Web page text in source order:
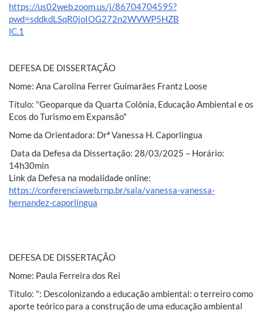
https://us02web.zoom.us/j/86704704595?
pwd=sddkdLSqR0joIOG272n2WVWP5HZB
lC.1
DEFESA DE DISSERTAÇÃO
Nome: Ana Carolina Ferrer Guimarães Frantz Loose
Título: "Geoparque da Quarta Colônia, Educação Ambiental e os
Ecos do Turismo em Expansão"
Nome da Orientadora: Drª Vanessa H. Caporlingua
Data da Defesa da Dissertação: 28/03/2025 – Horário:
14h30min
Link da Defesa na modalidade online:
https://conferenciaweb.rnp.br/sala/vanessa-vanessa-
hernandez-caporlingua
DEFESA DE DISSERTAÇÃO
Nome: Paula Ferreira dos Rei
Título: ": Descolonizando a educação ambiental: o terreiro como
aporte teórico para a construção de uma educação ambiental